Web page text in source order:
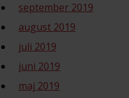
september 2019
august 2019
juli 2019
juni 2019
maj 2019